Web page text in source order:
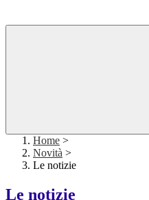
Home >
Novità >
Le notizie
Le notizie